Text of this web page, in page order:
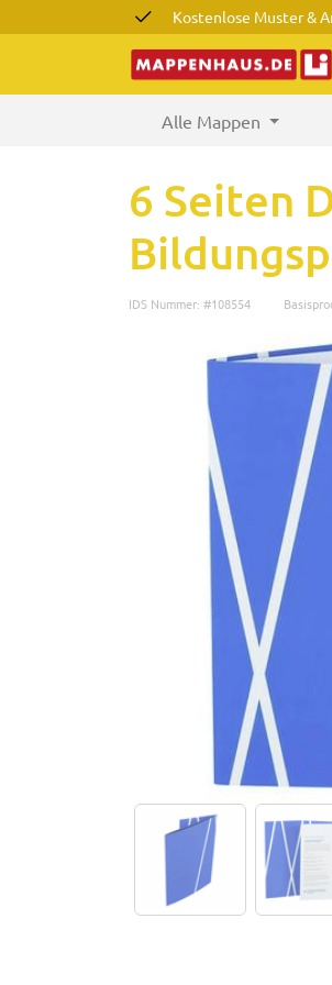
Kostenlose Muster &
Alle Mappen (current)
6 Seiten
IDS Nummer: #108554